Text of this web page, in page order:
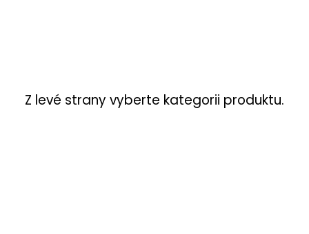
Z levé strany vyberte kategorii produktu.